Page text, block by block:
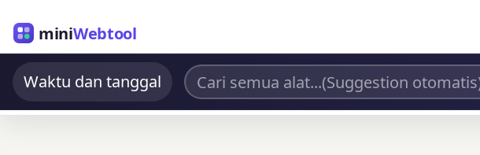
miniWebtool
Waktu dan tanggal